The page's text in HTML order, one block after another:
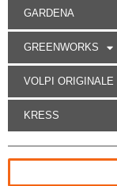
GARDENA
GREENWORKS
VOLPI ORIGINALE
KRESS